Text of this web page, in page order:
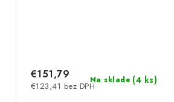
Na sklade (4 ks)
€123,41 bez DPH
€151,79